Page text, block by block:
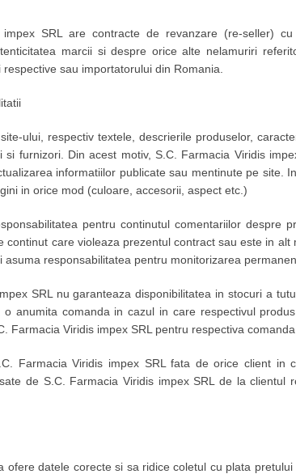
SRL are contracte de revanzare (re-seller)
marcii si despre orice alte nelamuriri
sau importatorului din Romania.
ului, respectiv textele, descrierile produselor,
si furnizori. Din acest motiv, S.C. Farmacia Viridis
informatiilor publicate sau mentinute pe
in orice mod (culoare, accesorii, aspect etc.)
pentru continutul comentariilor
continut care violeaza prezentul contract sau este in
asuma responsabilitatea pentru monitorizarea
SRL nu garanteaza disponibilitatea in stocuri a
anumita comanda in cazul in care respectivul
Farmacia Viridis impex SRL pentru respectiva
Farmacia Viridis impex SRL fata de orice client
de S.C. Farmacia Viridis impex SRL de la
ofere datele corecte si sa ridice coletul cu plata